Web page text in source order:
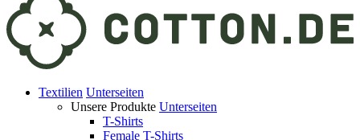
Textilien Unterseiten
Unsere Produkte Unterseiten
T-Shirts
Female T-Shirts